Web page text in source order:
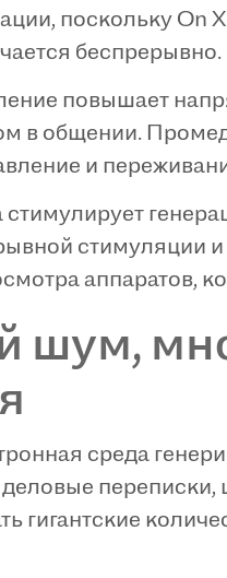
поскольку
беспрерывно.
повышает
в общении.
и
стимулирует
стимуляции
аппаратов,
шум,
среда
деловые
гигантские